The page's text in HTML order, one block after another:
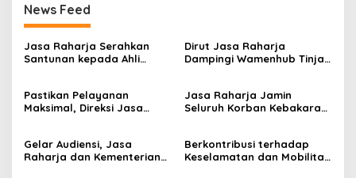
News Feed
Jasa Raharja Serahkan
Santunan kepada Ahli
Dirut Jasa Raharja
Dampingi Wamenhub Tinjau
PHC Surabaya
Pastikan Pelayanan
Maksimal, Direksi Jasa
Sentosa II
Jasa Raharja Jamin
Seluruh Korban Kebakaran
Gelar Audiensi, Jasa
Raharja dan Kementerian
Berkontribusi terhadap
Keselamatan dan Mobilitas